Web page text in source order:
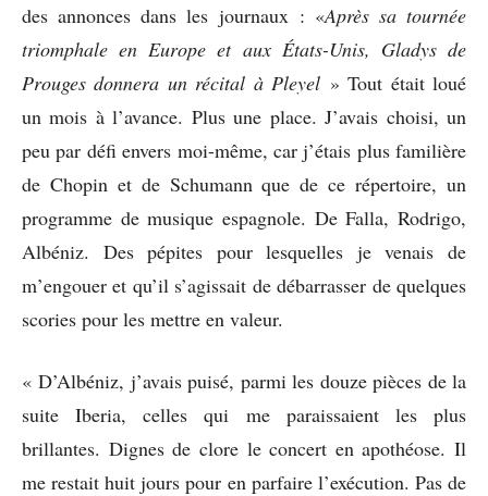
des annonces dans les journaux : «Après sa tournée
triomphale en Europe et aux États-Unis, Gladys de
Prouges donnera un récital à Pleyel » Tout était loué
un mois à l’avance. Plus une place. J’avais choisi, un
peu par défi envers moi-même, car j’étais plus familière
de Chopin et de Schumann que de ce répertoire, un
programme de musique espagnole. De Falla, Rodrigo,
Albéniz. Des pépites pour lesquelles je venais de
m’engouer et qu’il s’agissait de débarrasser de quelques
scories pour les mettre en valeur.
« D’Albéniz, j’avais puisé, parmi les douze pièces de la
suite Iberia, celles qui me paraissaient les plus
brillantes. Dignes de clore le concert en apothéose. Il
me restait huit jours pour en parfaire l’exécution. Pas de